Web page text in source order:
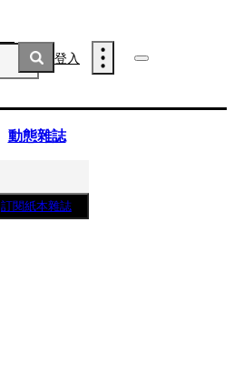
登入
動態雜誌
訂閱紙本雜誌